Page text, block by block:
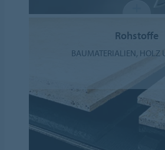
Rohstoffe
BAUMATERIALIEN, HOLZ